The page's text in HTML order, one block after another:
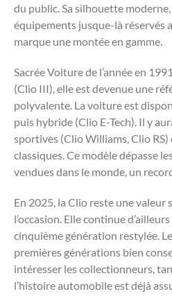
du public. Sa silhouette
équipements jusque-là réservés
marque une montée en gamme.
Sacrée Voiture de l’année en
(Clio III), elle est devenue une
polyvalente. La voiture est
puis hybride (Clio E-Tech). Il y
sportives (Clio Williams, Clio
classiques. Ce modèle dépasse
vendues dans le monde, un
En 2025, la Clio reste une valeur
l’occasion. Elle continue
cinquième génération restylée.
premières générations bien
intéresser les collectionneurs,
l’histoire automobile est déjà